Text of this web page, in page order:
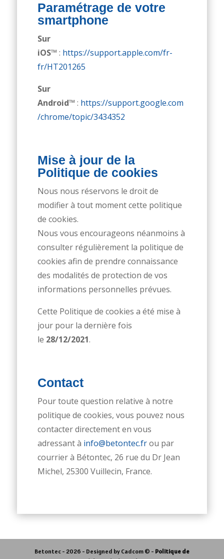
Paramétrage de votre
smartphone
Sur
iOS™ : https://support.apple.com/fr-
fr/HT201265
Sur
Android™ : https://support.google.com
/chrome/topic/3434352
Mise à jour de la
Politique de cookies
Nous nous réservons le droit de
modifier à tout moment cette politique
de cookies.
Nous vous encourageons néanmoins à
consulter régulièrement la politique de
cookies afin de prendre connaissance
des modalités de protection de vos
informations personnelles prévues.
Cette Politique de cookies a été mise à
jour pour la dernière fois
le 28/12/2021.
Contact
Pour toute question relative à notre
politique de cookies, vous pouvez nous
contacter directement en vous
adressant à info@betontec.frou par
courrier à Bétontec, 26 rue du Dr Jean
Michel, 25300 Vuillecin, France.
Betontec - 2026 - Designed by Cadcom © - Politique de